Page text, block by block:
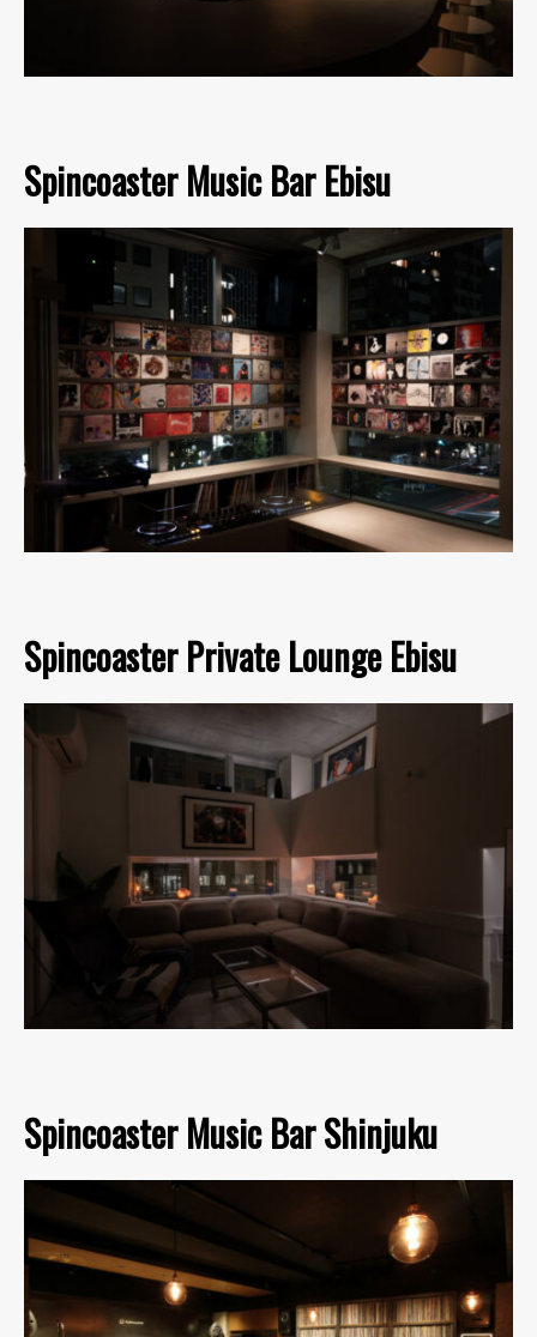
Spincoaster Music Bar Ebisu
Spincoaster Private Lounge Ebisu
Spincoaster Music Bar Shinjuku